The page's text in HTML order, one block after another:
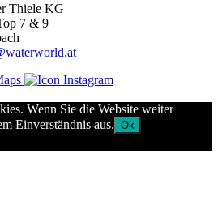
Thiele KG
7 & 9
Wenn Sie die Website weiter
Einverständnis aus. Ok